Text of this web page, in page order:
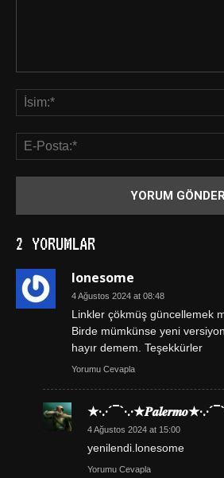
2 YORUMLAR
lonesome
4 Ağustos 2024 at 08:48
Linkler çökmüş güncellemek
Birde mümkünse yeni
hayır demem. Teşekkürler
Yorumu Cevapla
4 Ağustos 2024 at 15:00
yenilendi.lonesome
Yorumu Cevapla